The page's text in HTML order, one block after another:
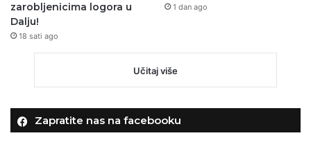
zarobljenicima logora u
Dalju!
18 sati ago
1 dan ago
Učitaj više
Zapratite nas na facebooku